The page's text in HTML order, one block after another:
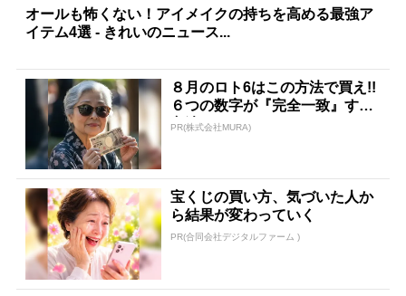
オールも怖くない！アイメイクの持ちを高める最強ア
イテム4選 - きれいのニュース...
８月のロト6はこの方法で買え!!
６つの数字が『完全一致』する
方法
PR(株式会社MURA)
宝くじの買い方、気づいた人か
ら結果が変わっていく
PR(合同会社デジタルファーム )